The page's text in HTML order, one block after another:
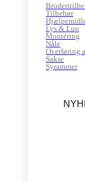
Tilbehør
Lys & Lup
Montering
Nåle
Overføring
Sakse
Syrammer